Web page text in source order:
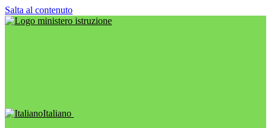
Salta al contenuto
Italiano